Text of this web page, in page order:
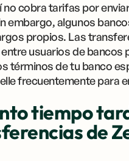
no cobra tarifas por
embargo, algunos
propios. Las
usuarios de bancos
términos de tu banco
frecuentemente para
tiempo
de